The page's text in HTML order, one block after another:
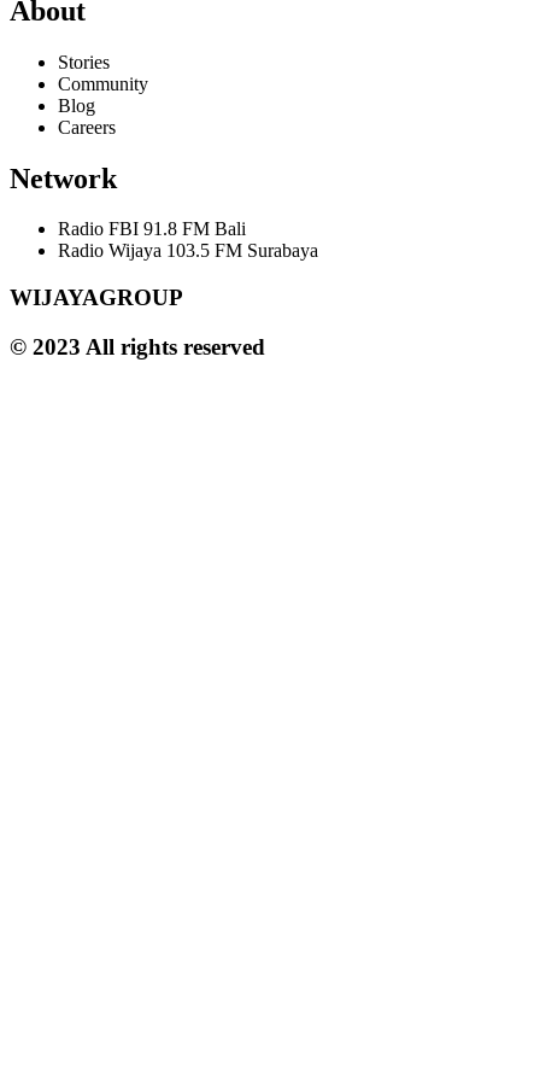
About
Stories
Community
Blog
Careers
Network
Radio FBI 91.8 FM Bali
Radio Wijaya 103.5 FM Surabaya
WIJAYAGROUP
© 2023 All rights reserved